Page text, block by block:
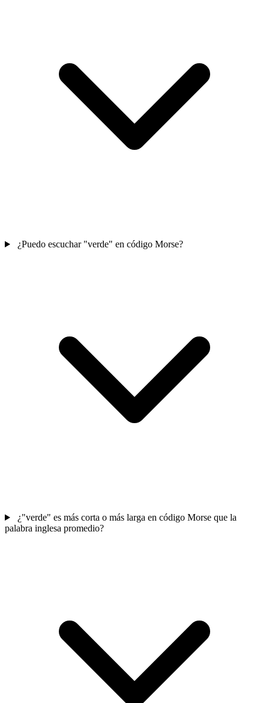
¿Puedo escuchar "verde" en código Morse?
¿"verde" es más corta o más larga en código Morse que la
palabra inglesa promedio?